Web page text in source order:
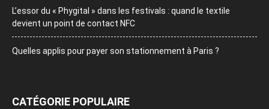
L’essor du « Phygital » dans les festivals : quand le textile
devient un point de contact NFC
Quelles applis pour payer son stationnement à Paris ?
CATÉGORIE POPULAIRE